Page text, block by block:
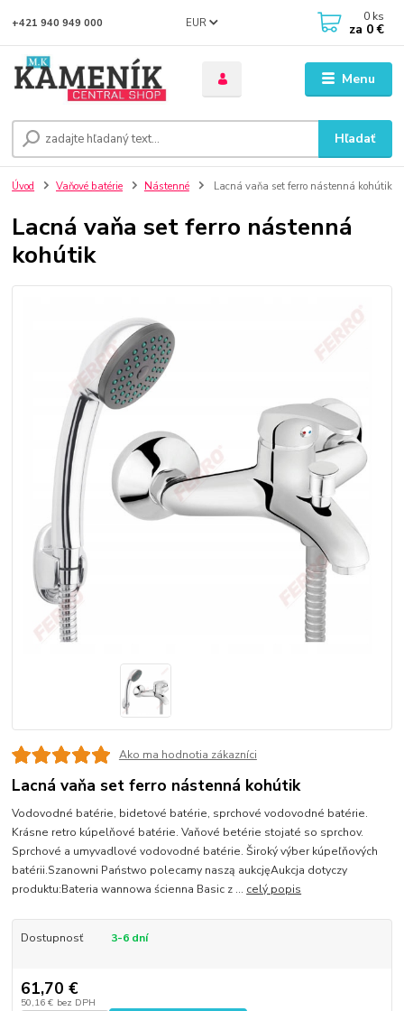
Menu
EUR
Hľadať
+421 940 949 000 0 ks
za 0 €
Úvod Vaňové batérie Nástenné Lacná vaňa set ferro nástenná kohútik
Lacná vaňa set ferro nástenná
kohútik
Ako ma hodnotia zákazníci
Lacná vaňa set ferro nástenná kohútik
Vodovodné batérie, bidetové batérie, sprchové vodovodné batérie.
Krásne retro kúpelňové batérie. Vaňové betérie stojaté so sprchov.
Sprchové a umyvadlové vodovodné batérie. Široký výber kúpeľňových
batérii.Szanowni Państwo polecamy naszą aukcjęAukcja dotyczy
produktu:Bateria wannowa ścienna Basic z ... celý popis
Dostupnosť 3-6 dní
61,70 €
50,16 € bez DPH